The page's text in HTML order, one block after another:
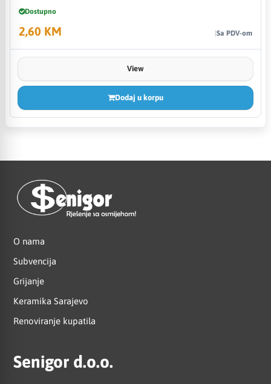
Dostupno
2,60 KM Sa PDV-om
View
Dodaj u korpu
O nama
Subvencija
Grijanje
Keramika Sarajevo
Renoviranje kupatila
Senigor d.o.o.